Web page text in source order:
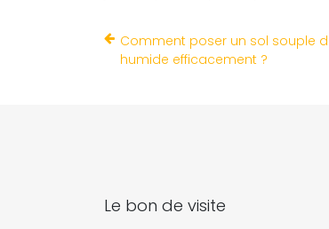
Comment poser un sol souple
humide efficacement ?
Le bon de visite